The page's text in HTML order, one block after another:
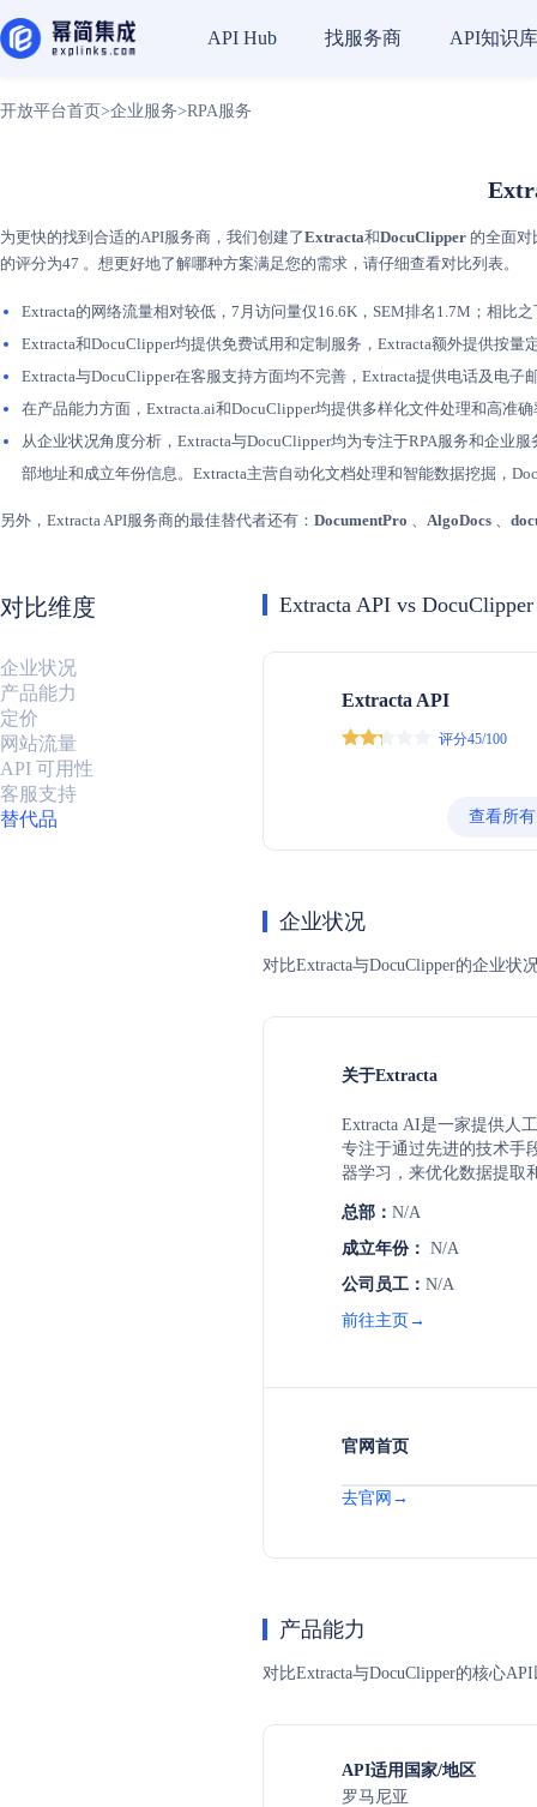
API Hub 找服务商 API知识库
开放平台首页 >企业服务>RPA服务
为更快的找到合适的API服务商，我们创建了Extracta和DocuClipper 的全面对
的评分为47 。想更好地了解哪种方案满足您的需求，请仔细查看对比列表。
Extracta的网络流量相对较低，7月访问量仅16.6K，SEM排名1.7M；相比
Extracta和DocuClipper均提供免费试用和定制服务，Extracta额外提供按
Extracta与DocuClipper在客服支持方面均不完善，Extracta提供电话及电
在产品能力方面，Extracta.ai和DocuClipper均提供多样化文件处理和高准
从企业状况角度分析，Extracta与DocuClipper均为专注于RPA服务和企业
部地址和成立年份信息。Extracta主营自动化文档处理和智能数据挖掘，
另外，Extracta API服务商的最佳替代者还有： DocumentPro 、 AlgoDocs 、
对比维度
企业状况
产品能力
定价
网站流量
API 可用性
客服支持
替代品
Extracta API vs
Extracta API
评分45/100
查看所
企业状况
对比Extracta与DocuClipper的企业
关于Extracta
Extracta AI是一家提供人
专注于通过先进的技术手
器学习，来优化数据提取
AI模型开发，旨在帮助企
增强决策能力。
总部： N/A
成立年份： N/A
公司员工： N/A
前往主页→
官网首页
去官网→
产品能力
对比Extracta与DocuClipper的核心
API适用国家/地区
罗马尼亚